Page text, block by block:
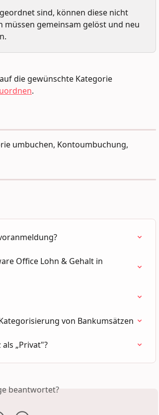
sind, können diese nicht
müssen gemeinsam gelöst und neu
die gewünschte Kategorie
.
umbuchen, Kontoumbuchung,
Office Lohn & Gehalt in
von Bankumsätzen
„Privat"?
beantwortet?